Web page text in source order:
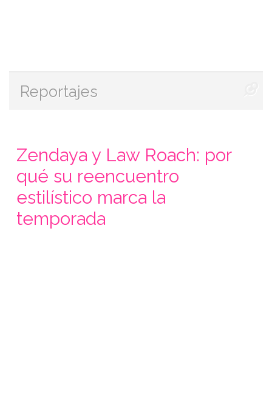
Reportajes
Zendaya y Law Roach: por
qué su reencuentro
estilístico marca la
temporada